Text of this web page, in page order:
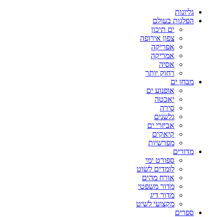
גליונות
הפלגות בעולם
ים תיכון
צפון אירופה
אפריקה
אמריקה
אסיה
רחוק יותר
מבחן ים
אופנוע ים
יאכטה
סירה
גלשנים
אביזרי ים
קיאקים
מפרשיות
מדורים
ספורט ימי
לומדים לשוט
אורח מהים
מדור משפטי
מדור דיג
מקצועי לשיט
ספרים